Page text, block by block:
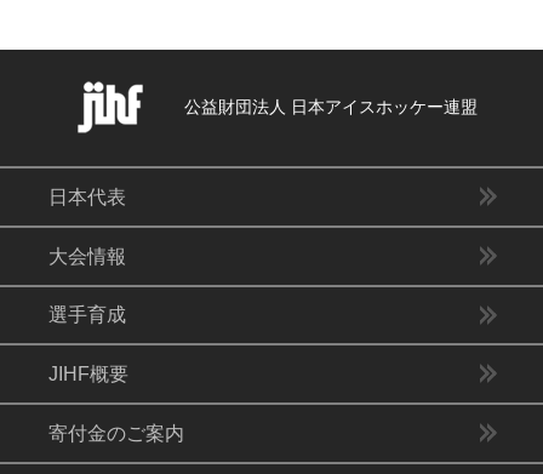
公益財団法人 日本アイスホッケー連盟
日本代表
大会情報
選手育成
JIHF概要
寄付金のご案内